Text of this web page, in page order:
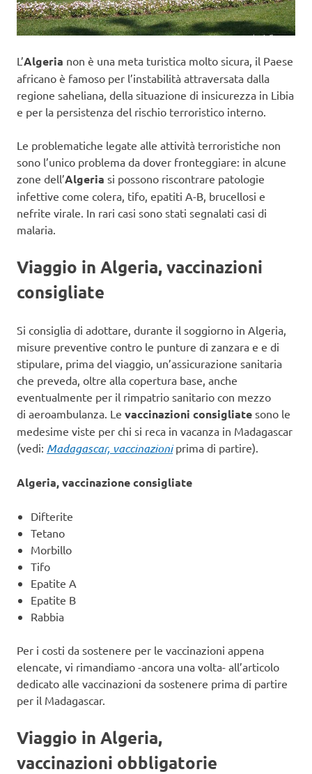
L’Algeria non è una meta turistica molto sicura, il Paese
africano è famoso per l’instabilità attraversata dalla
regione saheliana, della situazione di insicurezza in Libia
e per la persistenza del rischio terroristico interno.
Le problematiche legate alle attività terroristiche non
sono l’unico problema da dover fronteggiare: in alcune
zone dell’Algeria si possono riscontrare patologie
infettive come colera, tifo, epatiti A-B, brucellosi e
nefrite virale. In rari casi sono stati segnalati casi di
malaria.
Viaggio in Algeria, vaccinazioni
consigliate
Si consiglia di adottare, durante il soggiorno in Algeria,
misure preventive contro le punture di zanzara e e di
stipulare, prima del viaggio, un’assicurazione sanitaria
che preveda, oltre alla copertura base, anche
eventualmente per il rimpatrio sanitario con mezzo
di aeroambulanza. Le vaccinazioni consigliate sono le
medesime viste per chi si reca in vacanza in Madagascar
(vedi: Madagascar, vaccinazioniprima di partire).
Algeria, vaccinazione consigliate
Difterite
Tetano
Morbillo
Tifo
Epatite A
Epatite B
Rabbia
Per i costi da sostenere per le vaccinazioni appena
elencate, vi rimandiamo -ancora una volta- all’articolo
dedicato alle vaccinazioni da sostenere prima di partire
per il Madagascar.
Viaggio in Algeria,
vaccinazioni obbligatorie